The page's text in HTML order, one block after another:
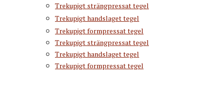
Trekupigt strängpressat tegel
Trekupigt handslaget tegel
Trekupigt formpressat tegel
Trekupigt strängpressat tegel
Trekupigt handslaget tegel
Trekupigt formpressat tegel